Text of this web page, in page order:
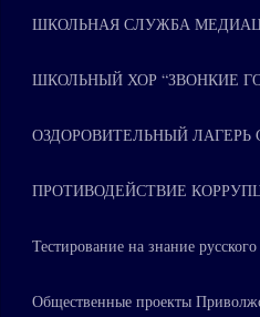
ШКОЛЬНАЯ СЛУЖБА
ШКОЛЬНЫЙ ХОР “ЗВОНКИЕ
ОЗДОРОВИТЕЛЬНЫЙ
ПРОТИВОДЕЙСТВИЕ
Тестирование на знание
Общественные проекты